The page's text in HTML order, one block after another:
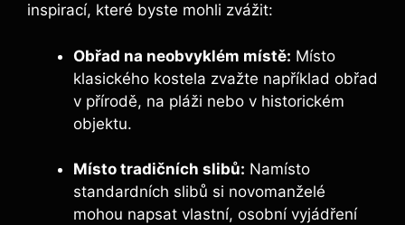
inspirací, které byste mohli zvážit:
Obřad na neobvyklém místě: Místo
klasického kostela zvažte například obřad
v přírodě, na pláži nebo v historickém
objektu.
Místo tradičních slibů: Namísto
standardních slibů si novomanželé
mohou napsat vlastní, osobní vyjádření